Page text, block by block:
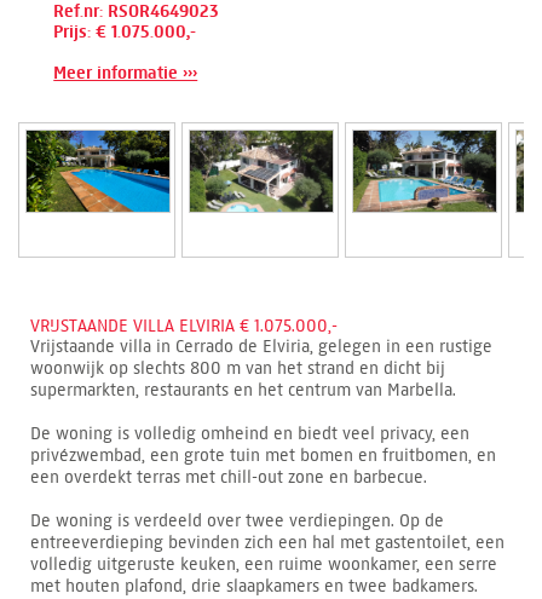
Ref.nr: RSOR4649023
Prijs: € 1.075.000,-
Meer informatie ›››
VRIJSTAANDE VILLA ELVIRIA € 1.075.000,-
Vrijstaande villa in Cerrado de Elviria, gelegen in een rustige
woonwijk op slechts 800 m van het strand en dicht bij
supermarkten, restaurants en het centrum van Marbella.
De woning is volledig omheind en biedt veel privacy, een
privézwembad, een grote tuin met bomen en fruitbomen, en
een overdekt terras met chill-out zone en barbecue.
De woning is verdeeld over twee verdiepingen. Op de
entreeverdieping bevinden zich een hal met gastentoilet, een
volledig uitgeruste keuken, een ruime woonkamer, een serre
met houten plafond, drie slaapkamers en twee badkamers.